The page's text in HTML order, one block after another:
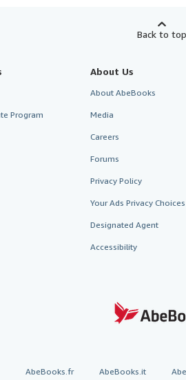
Back to top
Program
About Us
About AbeBooks
Media
Careers
Forums
Privacy Policy
Your Ads Privacy Choices
Designated Agent
Accessibility
AbeBooks.fr AbeBooks.it